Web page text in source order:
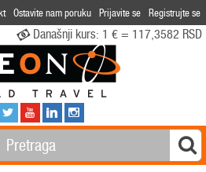
Ostavite nam poruku Prijavite se Registrujte se
Današnji kurs: 1 € = 117,3582 RSD